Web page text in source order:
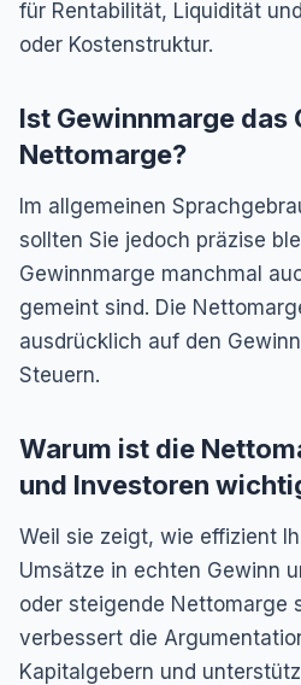
für Rentabilität, Liquidität
oder Kostenstruktur.
Ist Gewinnmarge das
Nettomarge?
Im allgemeinen
sollten Sie jedoch präzise
Gewinnmarge manchmal
gemeint sind. Die
ausdrücklich auf den
Steuern.
Warum ist die
und Investoren
Weil sie zeigt, wie effizient
Umsätze in echten Gewinn
oder steigende Nettomarge
verbessert die
Kapitalgebern und